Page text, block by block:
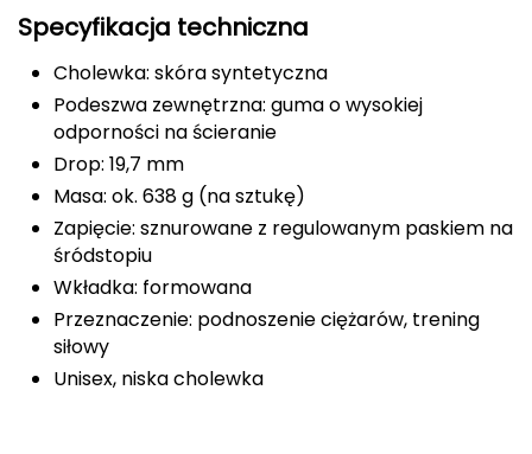
Deuter
Dolomite
EISBAR
ENERO
ENERO CAMP
ENERO PRO
Specyfikacja techniczna
Cholewka: skóra syntetyczna
Podeszwa zewnętrzna: guma o wysokiej
odporności na ścieranie
Drop: 19,7 mm
Masa: ok. 638 g (na sztukę)
Zapięcie: sznurowane z regulowanym paskiem na
śródstopiu
Wkładka: formowana
Przeznaczenie: podnoszenie ciężarów, trening
siłowy
Unisex, niska cholewka